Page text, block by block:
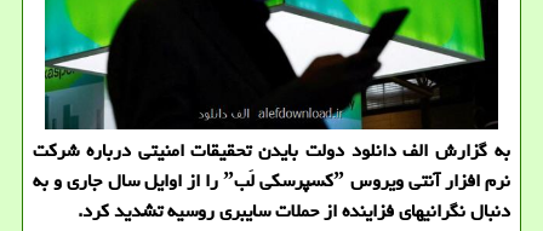
به گزارش الف دانلود دولت بایدن تحقیقات امنیتی درباره شرکت
نرم افزار آنتی ویروس ˮکسپرسکی لَبˮ را از اوایل سال جاری و به
دنبال نگرانیهای فزاینده از حملات سایبری روسیه تشدید کرد.